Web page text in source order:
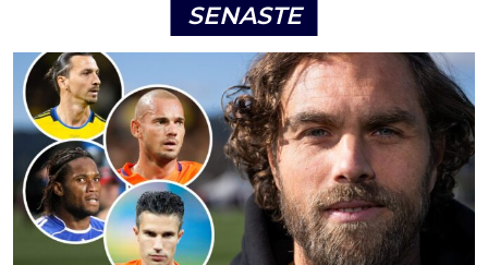
SENASTE